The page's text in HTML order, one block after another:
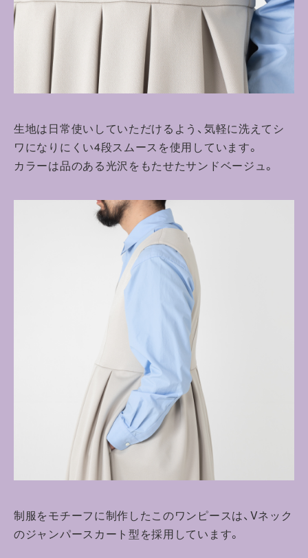
生地は日常使いしていただけるよう、気軽に洗えてシ
ワになりにくい4段スムースを使用しています。
カラーは品のある光沢をもたせたサンドベージュ。
制服をモチーフに制作したこのワンピースは、Vネック
のジャンパースカート型を採用しています。